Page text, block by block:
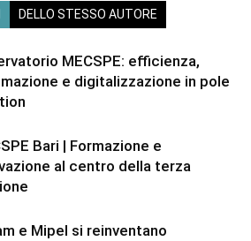
DELLO STESSO AUTORE
MECSPE: efficienza,
e digitalizzazione in pole
Bari | Formazione e
al centro della terza
e Mipel si reinventano